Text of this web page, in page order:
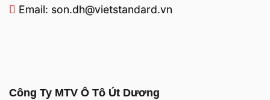
Email: son.dh@vietstandard.vn
Công Ty MTV Ô Tô Út Dương